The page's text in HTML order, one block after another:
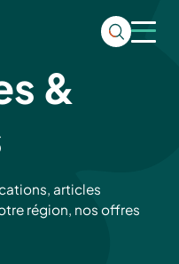
&
articles
région, nos offres